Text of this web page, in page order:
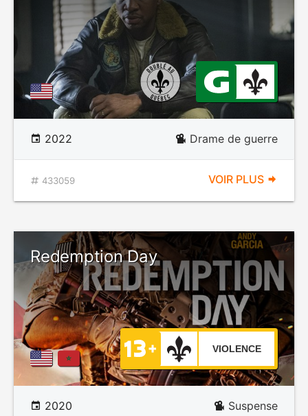
2022 Drame de guerre
433059 VOIR PLUS
Redemption Day
VIOLENCE
2020 Suspense